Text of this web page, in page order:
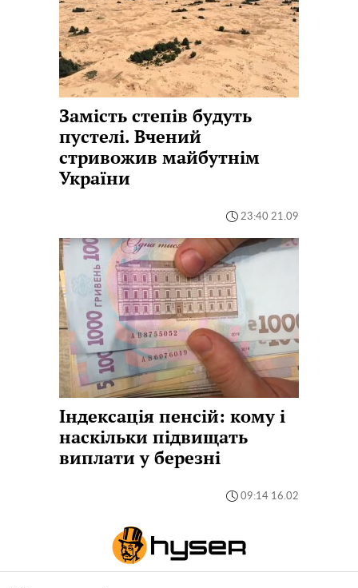
Замість степів будуть
пустелі. Вчений
стривожив майбутнім
України
23:40 21.09
Індексація пенсій: кому і
наскільки підвищать
виплати у березні
09:14 16.02